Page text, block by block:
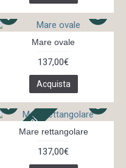
Mare ovale
137,00€
Acquista
In 14 giorniMare rettangolare
137,00€